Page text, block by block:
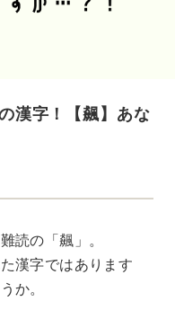
漢字！【飆】あな
読の「飆」。
漢字ではあります
か。